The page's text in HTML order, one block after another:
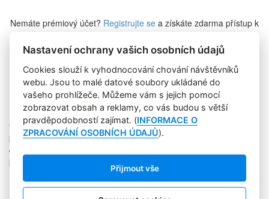
Nemáte prémiový účet? Registrujte se a získáte zdarma přístup k
Zapomněli jste heslo?
Copyright © 2004-2020 Focus Agency, s.r.o. Plné znění licenčních
podmínek. ISSN 1803-957X
Jakékoliv publikování, přebírání nebo šíření obsahu je bez
písemného souhlasu Focus Agency, s.r.o. zakázáno.
RSS 1
Štítky
Nastavení ochrany vašich osobních údajů
Cookies slouží k vyhodnocování chování návštěvníků
webu. Jsou to malé datové soubory ukládané do
vašeho prohlížeče. Můžeme vám s jejich pomocí
zobrazovat obsah a reklamy, co vás budou s větší
pravděpodobností zajímat. (INFORMACE O
ZPRACOVÁNÍ OSOBNÍCH ÚDAJŮ).
Přijmout vše